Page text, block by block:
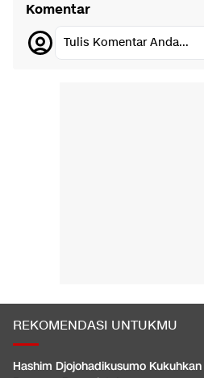
Komentar
Tulis Komentar Anda...
REKOMENDASI UNTUKMU
Hashim Djojohadikusumo